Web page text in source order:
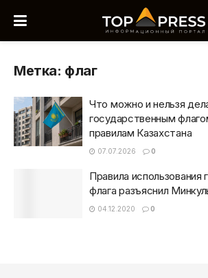
Метка: флаг
Что можно и нельзя
государственным
правилам Казахстана
07.07.2026 0
Правила использования
флага разъяснил
04.12.2020 0